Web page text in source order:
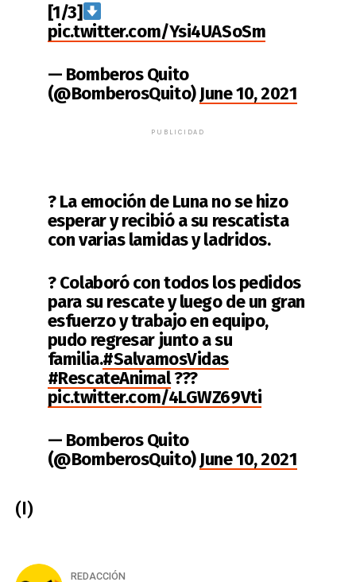
[1/3]
pic.twitter.com/Ysi4UASoSm
— Bomberos Quito
(@BomberosQuito)June 10, 2021
PUBLICIDAD
? La emoción de Luna no se hizo
esperar y recibió a su rescatista
con varias lamidas y ladridos.
? Colaboró con todos los pedidos
para su rescate y luego de un gran
esfuerzo y trabajo en equipo,
pudo regresar junto a su
familia.#SalvamosVidas
#RescateAnimal???
pic.twitter.com/4LGWZ69Vti
— Bomberos Quito
(@BomberosQuito)June 10, 2021
(I)
REDACCIÓN